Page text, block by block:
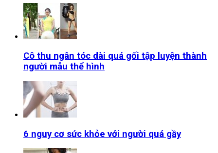
Cô thu ngân tóc dài quá gối tập luyện thành
người mẫu thể hình
6 nguy cơ sức khỏe với người quá gầy